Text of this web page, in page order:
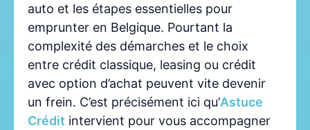
auto et les étapes essentielles pour
emprunter en Belgique. Pourtant la
complexité des démarches et le choix
entre crédit classique, leasing ou crédit
avec option d’achat peuvent vite devenir
un frein. C’est précisément ici qu’Astuce
Crédit intervient pour vous accompagner